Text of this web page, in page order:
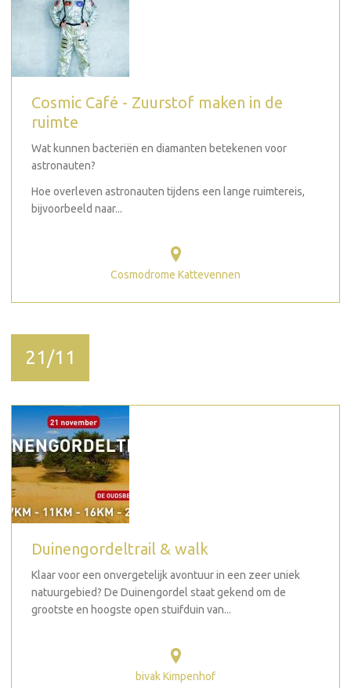
Cosmic Café - Zuurstof maken in de
ruimte
Wat kunnen bacteriën en diamanten betekenen voor
astronauten?
Hoe overleven astronauten tijdens een lange ruimtereis,
bijvoorbeeld naar...
Cosmodrome Kattevennen
21/11
Duinengordeltrail & walk
Klaar voor een onvergetelijk avontuur in een zeer uniek
natuurgebied? De Duinengordel staat gekend om de
grootste en hoogste open stuifduin van...
bivak Kimpenhof